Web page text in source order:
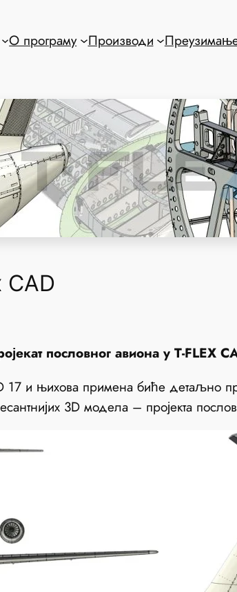
О програму Производи
CAD
пословног авиона у T-FLEX
17 и њихова примена биће детаљно
3D модела – пројекта